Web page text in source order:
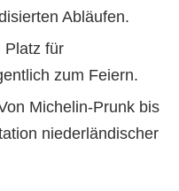
Abläufen.
Platz für
zum Feiern.
Michelin-Prunk bis
niederländischer